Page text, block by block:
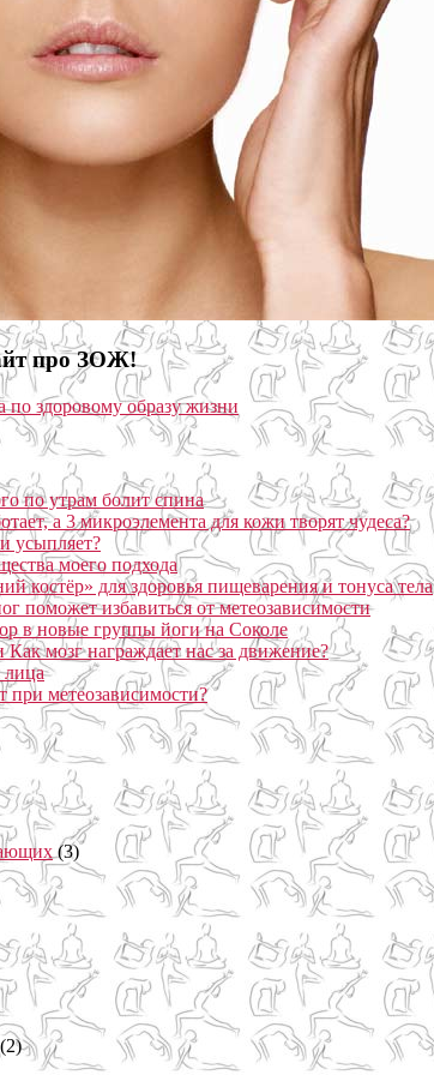
про ЗОЖ!
по утрам болит спина
а 3 микроэлемента для кожи творят чудеса?
усыпляет?
моего подхода
костёр» для здоровья пищеварения и тонуса тела
поможет избавиться от метеозависимости
в новые группы йоги на Соколе
мозг награждает нас за движение?
лица
метеозависимости?
(3)